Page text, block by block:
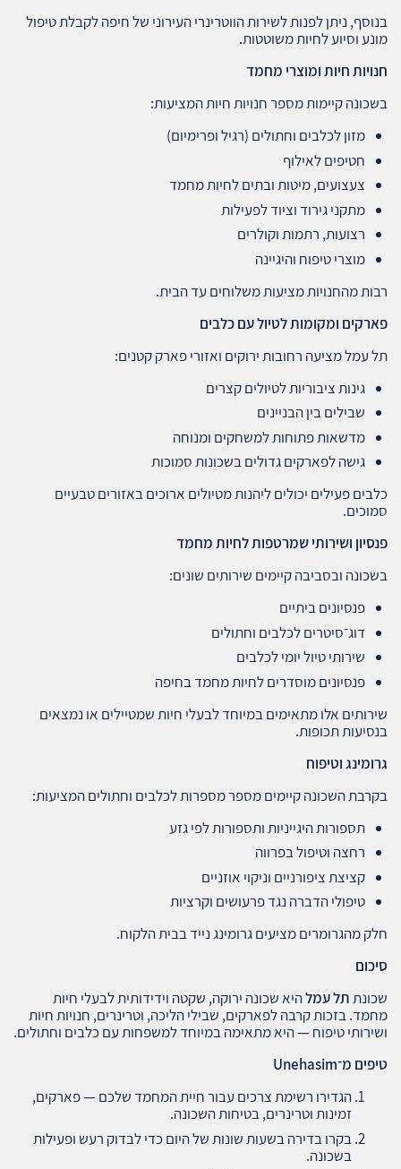
בנוסף, ניתן לפנות לשירות הווטרינרי העירוני של חיפה לקבלת טיפול
מונע וסיוע לחיות משוטטות.
חנויות חיות ומוצרי מחמד
בשכונה קיימות מספר חנויות חיות המציעות:
מזון לכלבים וחתולים (רגיל ופרימיום)
חטיפים לאילוף
צעצועים, מיטות ובתים לחיות מחמד
מתקני גירוד וציוד לפעילות
רצועות, רתמות וקולרים
מוצרי טיפוח והיגיינה
רבות מהחנויות מציעות משלוחים עד הבית.
פארקים ומקומות לטיול עם כלבים
תל עמל מציעה רחובות ירוקים ואזורי פארק קטנים:
גינות ציבוריות לטיולים קצרים
שבילים בין הבניינים
מדשאות פתוחות למשחקים ומנוחה
גישה לפארקים גדולים בשכונות סמוכות
כלבים פעילים יכולים ליהנות מטיולים ארוכים באזורים טבעיים
סמוכים.
פנסיון ושירותי שמרטפות לחיות מחמד
בשכונה ובסביבה קיימים שירותים שונים:
פנסיונים ביתיים
דוג־סיטרים לכלבים וחתולים
שירותי טיול יומי לכלבים
פנסיונים מוסדרים לחיות מחמד בחיפה
שירותים אלו מתאימים במיוחד לבעלי חיות שמטיילים או נמצאים
בנסיעות תכופות.
גרומינג וטיפוח
בקרבת השכונה קיימים מספר מספרות לכלבים וחתולים המציעות:
תספורות היגייניות ותספורות לפי גזע
רחצה וטיפול בפרווה
קציצת ציפורניים וניקוי אוזניים
טיפולי הדברה נגד פרעושים וקרציות
חלק מהגרומרים מציעים גרומינג נייד בבית הלקוח.
סיכום
שכונתתל עמלהיא שכונה ירוקה, שקטה וידידותית לבעלי חיות
מחמד. בזכות קרבה לפארקים, שבילי הליכה, וטרינרים, חנויות חיות
ושירותי טיפוח — היא מתאימה במיוחד למשפחות עם כלבים וחתולים.
טיפים מ־Unehasim
הגדירו רשימת צרכים עבור חיית המחמד שלכם — פארקים,
זמינות וטרינרים, בטיחות השכונה.
בקרו בדירה בשעות שונות של היום כדי לבדוק רעש ופעילות
בשכונה.